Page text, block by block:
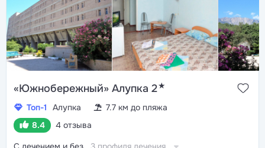
«Южнобережный» Алупка 2★
Топ-1 Алупка
7.7 км до пляжа
8.4
4 отзыва